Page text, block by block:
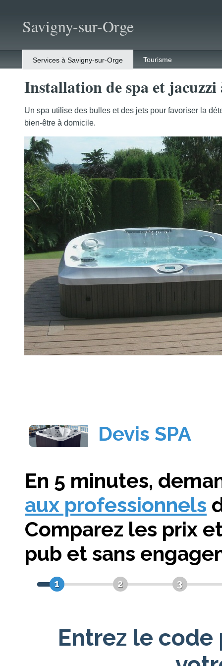
Savigny-sur-Orge
Services à Savigny-sur-Orge Tourisme
Installation de spa et
Un spa utilise des bulles et des jets pour favoriser la
bien-être à domicile.